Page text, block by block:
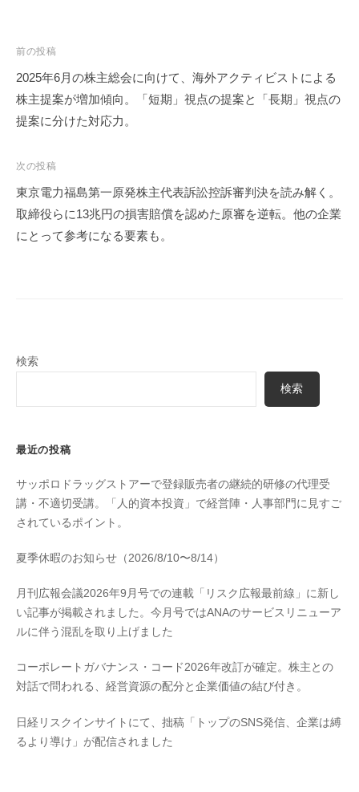
投
稿
ナ
ビ
ー
シ
ョ
ン
前の投稿
2025年6月の株主総会に向けて、海外アクティビストによる
株主提案が増加傾向。「短期」視点の提案と「長期」視点の
提案に分けた対応力。
次の投稿
東京電力福島第一原発株主代表訴訟控訴審判決を読み解く。
取締役らに13兆円の損害賠償を認めた原審を逆転。他の企業
にとって参考になる要素も。
検索
検索
最近の投稿
サッポロドラッグストアーで登録販売者の継続的研修の代理受
講・不適切受講。「人的資本投資」で経営陣・人事部門に見すご
されているポイント。
夏季休暇のお知らせ（2026/8/10〜8/14）
月刊広報会議2026年9月号での連載「リスク広報最前線」に新し
い記事が掲載されました。今月号ではANAのサービスリニューア
ルに伴う混乱を取り上げました
コーポレートガバナンス・コード2026年改訂が確定。株主との
対話で問われる、経営資源の配分と企業価値の結び付き。
日経リスクインサイトにて、拙稿「トップのSNS発信、企業は縛
るより導け」が配信されました